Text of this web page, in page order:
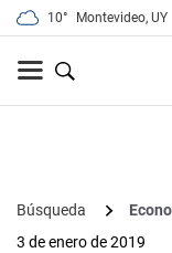
10° Montevideo, UY
Búsqueda
3 de enero de 2019